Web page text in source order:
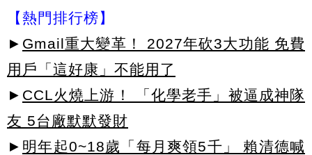
【熱門排行榜】
► Gmail重大變革！ 2027年砍3大功能 免費
用戶「這好康」不能用了
► CCL火燒上游！ 「化學老手」被逼成神隊
友 5台廠默默發財
► 明年起0~18歲「每月爽領5千」 賴清德喊